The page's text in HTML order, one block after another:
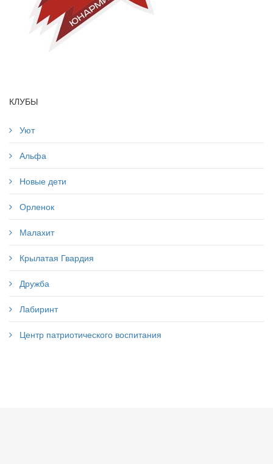
КЛУБЫ
Уют
Альфа
Новые дети
Орленок
Малахит
Крылатая Гвардия
Дружба
Лабиринт
Центр патриотического воспитания